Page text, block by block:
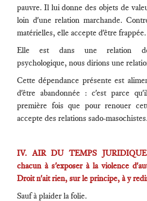
pauvre. Il lui donne des objets de
loin d'une relation marchande.
matérielles, elle accepte d'être frappée.
Elle est dans une relation de
psychologique, nous dirions une
Cette dépendance présente est
d'être abandonnée : c'est parce
première fois que pour renouer
accepte des relations sado-masochistes.
IV. AIR DU TEMPS
chacun à s'exposer à la violence
Droit n'ait rien, sur le principe, à y
Sauf à plaider la folie.